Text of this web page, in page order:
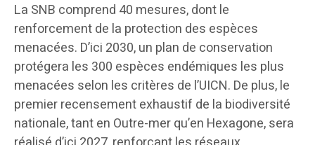
La SNB comprend 40 mesures, dont le
renforcement de la protection des espèces
menacées. D’ici 2030, un plan de conservation
protégera les 300 espèces endémiques les plus
menacées selon les critères de l’UICN. De plus, le
premier recensement exhaustif de la biodiversité
nationale, tant en Outre-mer qu’en Hexagone, sera